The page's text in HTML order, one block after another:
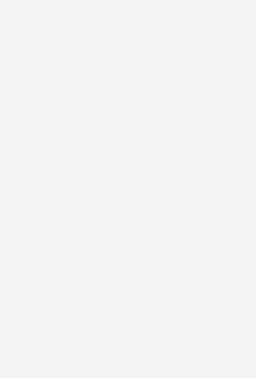
Bauteilvergleiche, teilweise
von
Unternehmererklärung
RTF, DOC und PDF.
direkt an EnEV-
drei
aufgelistet. Die Preise reichen
Programmumfang. Für das